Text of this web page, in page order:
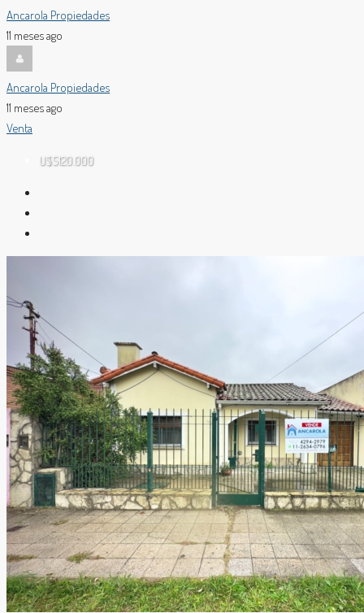
Ancarola Propiedades
11 meses ago
Ancarola Propiedades
11 meses ago
Venta
U$S120.000